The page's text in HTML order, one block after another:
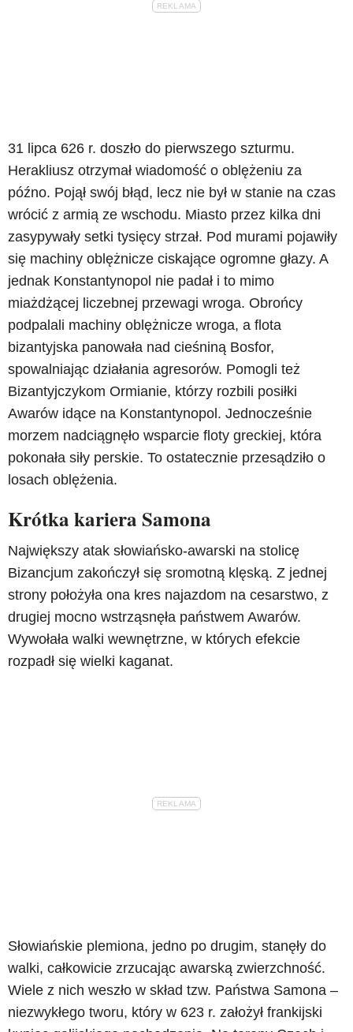
31 lipca 626 r. doszło do pierwszego szturmu.
Herakliusz otrzymał wiadomość o oblężeniu za
późno. Pojął swój błąd, lecz nie był w stanie na czas
wrócić z armią ze wschodu. Miasto przez kilka dni
zasypywały setki tysięcy strzał. Pod murami pojawiły
się machiny oblężnicze ciskające ogromne głazy. A
jednak Konstantynopol nie padał i to mimo
miażdżącej liczebnej przewagi wroga. Obrońcy
podpalali machiny oblężnicze wroga, a flota
bizantyjska panowała nad cieśniną Bosfor,
spowalniając działania agresorów. Pomogli też
Bizantyjczykom Ormianie, którzy rozbili posiłki
Awarów idące na Konstantynopol. Jednocześnie
morzem nadciągnęło wsparcie floty greckiej, która
pokonała siły perskie. To ostatecznie przesądziło o
losach oblężenia.
Krótka kariera Samona
Największy atak słowiańsko-awarski na stolicę
Bizancjum zakończył się sromotną klęską. Z jednej
strony położyła ona kres najazdom na cesarstwo, z
drugiej mocno wstrząsnęła państwem Awarów.
Wywołała walki wewnętrzne, w których efekcie
rozpadł się wielki kaganat.
Słowiańskie plemiona, jedno po drugim, stanęły do
walki, całkowicie zrzucając awarską zwierzchność.
Wiele z nich weszło w skład tzw. Państwa Samona –
niezwykłego tworu, który w 623 r. założył frankijski